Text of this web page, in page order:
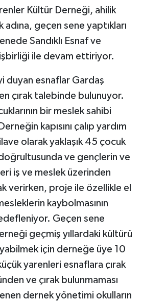
Kültür Derneği, ahilik
geçen sene yaptıkları
Sandıklı Esnaf ve
ile devam ettiriyor.
duyan esnaflar Gardaş
çırak talebinde bulunuyor.
bir meslek sahibi
kapısını çalıp yardım
olarak yaklaşık 45 çocuk
ve gençlerin ve
iş ve meslek üzerinden
verirken, proje ile özellikle el
kaybolmasının
Geçen sene
geçmiş yıllardaki kültürü
için derneğe üye 10
yarenleri esnaflara çırak
ve çırak bulunmaması
dernek yönetimi okulların